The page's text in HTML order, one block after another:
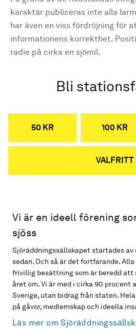
karaktär publiceras inte alla
har även en viss fördröjning för
informationens korrekthet.
radie på cirka en sjömil.
Bli
50 KR 100 KR
VALFRITT
Vi är en ideell förening
sjöss
Sjöräddningssällskapet startades av
sedan. Och så är det fortfarande.
frivillig besättning som är beredd att
året om. Vi är med i cirka 90 procent
Sverige, utan bidrag från staten.
på gåvor, medlemskap och ideella
Läs mer om